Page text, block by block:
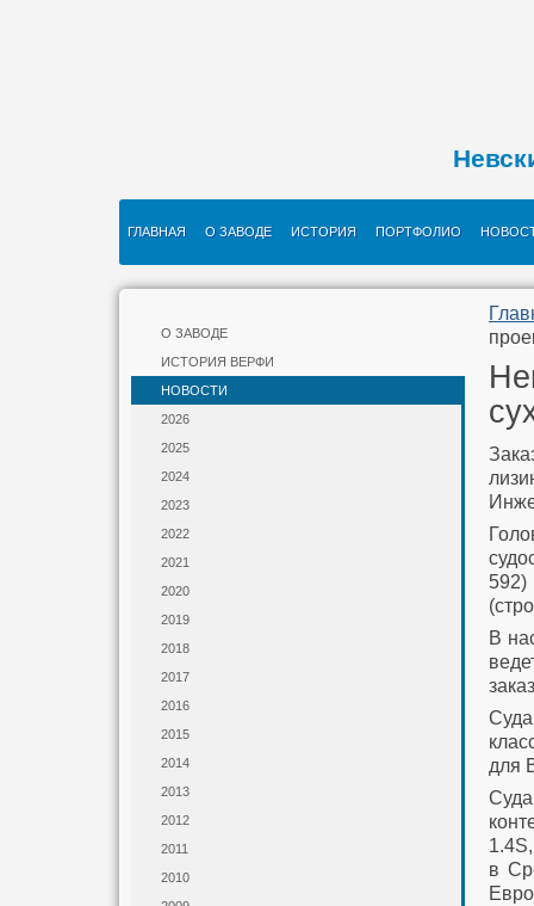
ГЛАВНАЯ О ЗАВОДЕ ИСТОРИЯ ПОРТФОЛИО
О ЗАВОДЕ
ИСТОРИЯ ВЕРФИ
НОВОСТИ
2026
2025
2024
2023
2022
2021
2020
2019
2018
2017
2016
2015
2014
2013
2012
2011
2010
592)
В
для
в